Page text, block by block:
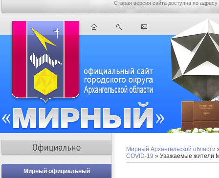
Старая версия сайта доступна по адресу
Мирный официальный
Мирный Архангельской области
COVID-19 » Уважаемые жители